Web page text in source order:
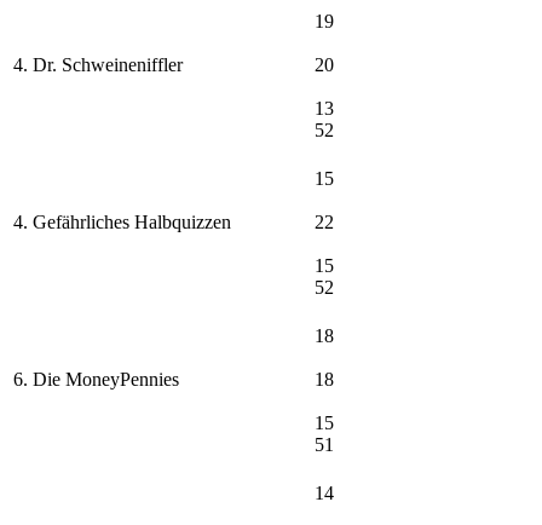
4. Dr. Schweineniffler
19
20
13
52
4. Gefährliches Halbquizzen
15
22
15
52
6. Die MoneyPennies
18
18
15
51
14